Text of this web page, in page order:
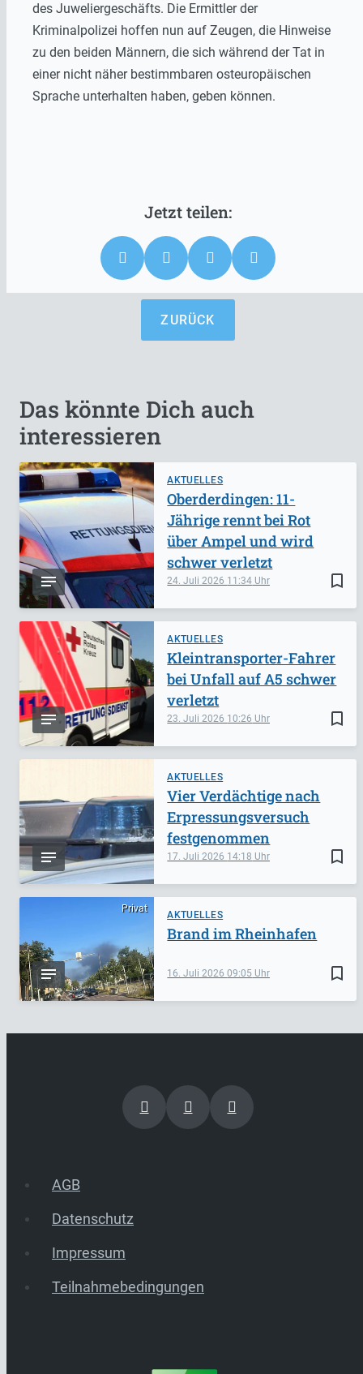
des Juweliergeschäfts. Die Ermittler der
Kriminalpolizei hoffen nun auf Zeugen, die Hinweise
zu den beiden Männern, die sich während der Tat in
einer nicht näher bestimmbaren osteuropäischen
Sprache unterhalten haben, geben können.
ZURÜCK
Das könnte Dich auch
interessieren
AKTUELLES
bookmark_border
24. Juli 2026 11:34
Oberderdingen: 11-
Jährige rennt bei Rot
über Ampel und wird
schwer verletzt
AKTUELLES
bookmark_border
23. Juli 2026 10:26
Kleintransporter-Fahrer
bei Unfall auf A5 schwer
verletzt
AKTUELLES
bookmark_border
17. Juli 2026 14:18
Vier Verdächtige nach
Erpressungsversuch
festgenommen
Privat
AKTUELLES
bookmark_border
16. Juli 202609:05
Brand im Rheinhafen
AGB
Datenschutz
Impressum
Teilnahmebedingungen